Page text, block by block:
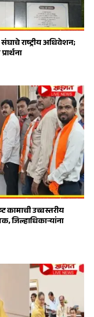
राष्ट्रीय अधिवेशन;
कामाची उच्चस्तरीय
जिल्हाधिकाऱ्यांना